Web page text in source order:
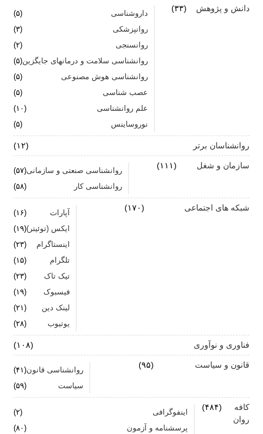
جنگ اضطراب با مواد خوراکی
اضطراب را برای خود پر رنگ نکنید
برای بهبود سلامت روان لازم است روزانه از آن مراقبت
دانش و پژوهش (۳۳)
داروشناسی
(۵)
روانپزشکی
(۳)
روانسنجی
(۲)
روانشناسی سلامت و درمانهای جایگزین(۵)
روانشناسی هوش مصنوعی
(۵)
عصب شناسی
(۵)
علم روانشناسی
(۱۰)
نوروساینس
(۵)
روانشناسان برتر (۱۲)
سازمان و شغل (۱۱۱)
روانشناسی صنعتی و سازمانی(۵۷)
روانشناسی کار
(۵۸)
شبکه های اجتماعی (۱۷۰)
آپارات
(۱۶)
ایکس (توئیتر)(۱۹)
اینستاگرام
(۲۳)
تلگرام
(۱۵)
تیک تاک
(۲۳)
فیسبوک
(۱۹)
لینک دین
(۲۱)
یوتیوب
(۲۸)
فناوری و نوآوری (۱۰۸)
قانون و سیاست (۹۵)
روانشناسی قانون(۴۱)
سیاست
(۵۹)
کافه
روان
(۴۸۴)
اینفوگرافی
(۲)
پرسشنامه و آزمون
(۸۰)